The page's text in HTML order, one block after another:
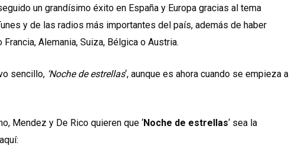
un grandísimo éxito en España y Europa gracias al tema
y de las radios más importantes del país, además de haber
Alemania, Suiza, Bélgica o Austria.
sencillo, ‘Noche de estrellas‘, aunque es ahora cuando se empieza a
Mendez y De Rico quieren que ‘Noche de estrellas‘ sea la